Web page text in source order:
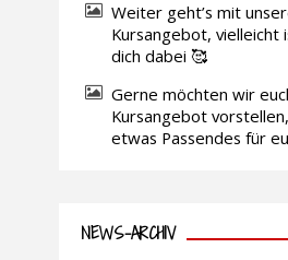
Weiter geht’s mit
Kursangebot, vielleicht
dich dabei 🥰
Gerne möchten wir
Kursangebot
etwas Passendes für
NEWS-ARCHIV